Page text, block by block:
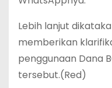
Lebih lanjut
memberikan
penggunaan Dana
tersebut.(Red)